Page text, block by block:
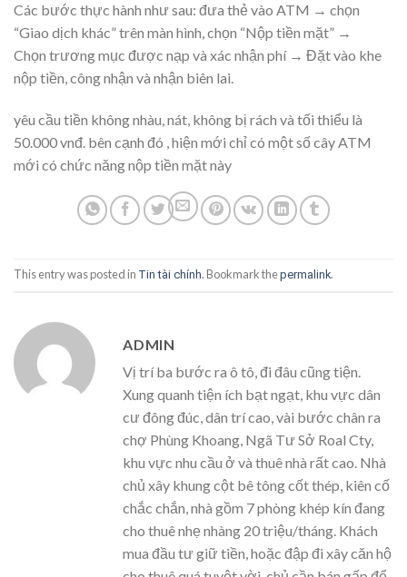
Các bước thực hành như sau: đưa thẻ vào ATM → chọn
“Giao dịch khác” trên màn hình, chọn “Nộp tiền mặt” →
Chọn trương mục được nạp và xác nhận phí → Đặt vào khe
nộp tiền,công nhận và nhận biên lai.
yêu cầu tiền không nhàu, nát, không bị rách và tối thiểu là
50.000 vnđ. bên cạnh đó , hiện mới chỉ có một số cây ATM
mới có chức năng nộp tiền mặt này
This entry was posted in Tin tài chính. Bookmark thepermalink.
ADMIN
Vị trí ba bước ra ô tô, đi đâu cũng tiện.
Xung quanh tiện ích bạt ngạt, khu vực dân
cư đông đúc, dân trí cao, vài bước chân ra
chợ Phùng Khoang, Ngã Tư Sở Roal Cty,
khu vực nhu cầu ở và thuê nhà rất cao. Nhà
chủ xây khung cột bê tông cốt thép, kiên cố
chắc chắn, nhà gồm 7 phòng khép kín đang
cho thuê nhẹ nhàng 20 triệu/tháng. Khách
mua đầu tư giữ tiền, hoặc đập đi xây căn hộ